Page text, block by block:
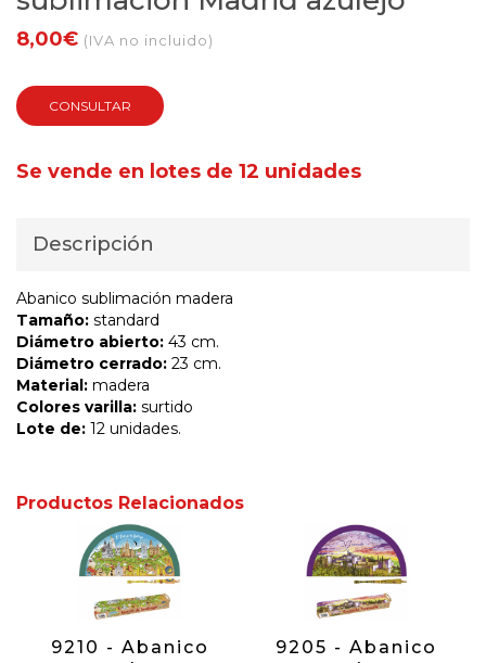
8,00€ (IVA no incluido)
CONSULTAR
Se vende en lotes de 12 unidades
Descripción
Abanico sublimación madera
Tamaño: standard
Diámetro abierto: 43 cm.
Diámetro cerrado: 23 cm.
Material: madera
Colores varilla: surtido
Lote de: 12 unidades.
Productos Relacionados
9210 - Abanico
9205 - Abanico